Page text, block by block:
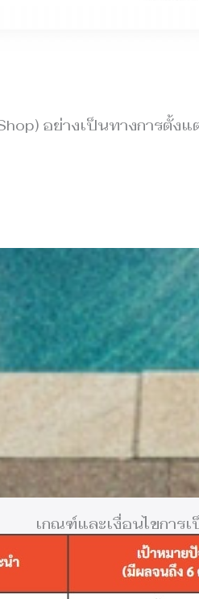
อย่างเป็นทางการตั้
เกณฑ์และเงื่อนไขการ